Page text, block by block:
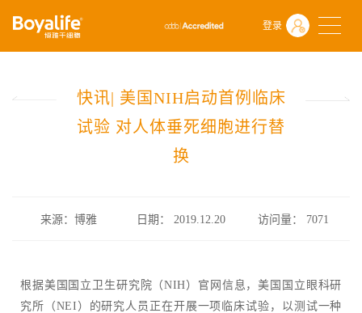
登录
首页 什么是干细胞
前沿动态
快讯| 美国NIH启动首例临床试验 对人体垂死细胞进行替换
快讯| 美国NIH启动首例临床
试验 对人体垂死细胞进行替
换
来源：博雅 日期： 2019.12.20 访问量： 7071
根据美国国立卫生研究院（NIH）官网信息，美国国立眼科研
究所（NEI）的研究人员正在开展一项临床试验，以测试一种